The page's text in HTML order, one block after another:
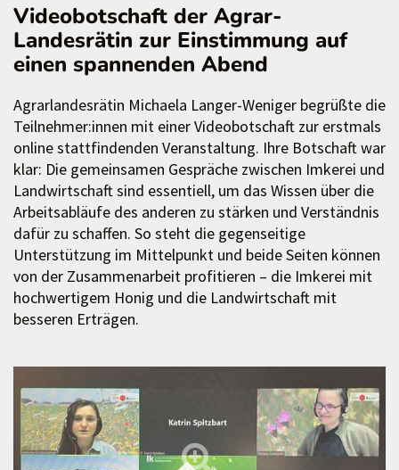
Videobotschaft der Agrar-
Landesrätin zur Einstimmung auf
einen spannenden Abend
Agrarlandesrätin Michaela Langer-Weniger begrüßte die
Teilnehmer:innen mit einer Videobotschaft zur erstmals
online stattfindenden Veranstaltung. Ihre Botschaft war
klar: Die gemeinsamen Gespräche zwischen Imkerei und
Landwirtschaft sind essentiell, um das Wissen über die
Arbeitsabläufe des anderen zu stärken und Verständnis
dafür zu schaffen. So steht die gegenseitige
Unterstützung im Mittelpunkt und beide Seiten können
von der Zusammenarbeit profitieren – die Imkerei mit
hochwertigem Honig und die Landwirtschaft mit
besseren Erträgen.